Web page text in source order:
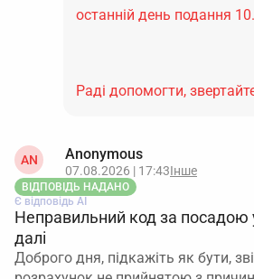
останній день подання
Раді допомогти,
AN Anonymous
07.08.2026 | 17:43Інше
ВІДПОВІДЬ НАДАНО
Є відповідь АІ
Неправильний код за посадою
далі
Доброго дня, підкажіть як бути,